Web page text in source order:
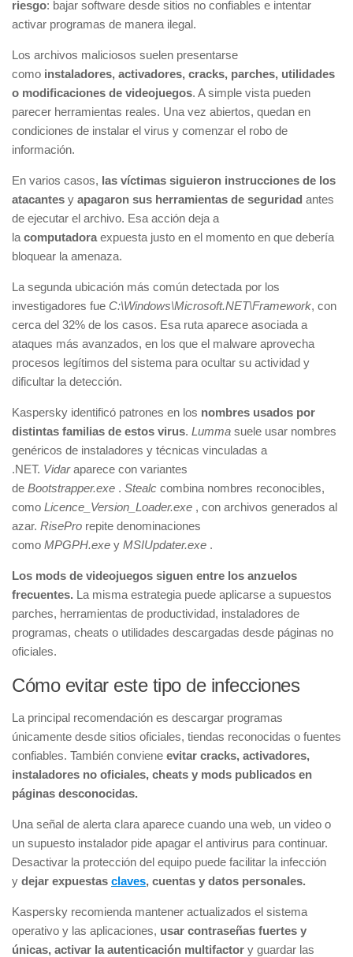
riesgo: bajar software desde sitios no confiables e intentar
activar programas de manera ilegal.
Los archivos maliciosos suelen presentarse
como instaladores, activadores, cracks, parches, utilidades
o modificaciones de videojuegos. A simple vista pueden
parecer herramientas reales. Una vez abiertos, quedan en
condiciones de instalar el virus y comenzar el robo de
información.
En varios casos, las víctimas siguieron instrucciones de los
atacantes y apagaron sus herramientas de seguridad antes
de ejecutar el archivo. Esa acción deja a
la computadora expuesta justo en el momento en que debería
bloquear la amenaza.
La segunda ubicación más común detectada por los
investigadores fue C:\Windows\Microsoft.NET\Framework, con
cerca del 32% de los casos. Esa ruta aparece asociada a
ataques más avanzados, en los que el malware aprovecha
procesos legítimos del sistema para ocultar su actividad y
dificultar la detección.
Kaspersky identificó patrones en los nombres usados por
distintas familias de estos virus. Lumma suele usar nombres
genéricos de instaladores y técnicas vinculadas a
.NET. Vidaraparece con variantes
de Bootstrapper.exe . Stealc combina nombres reconocibles,
como Licence_Version_Loader.exe , con archivos generados al
azar. RisePro repite denominaciones
como MPGPH.exe y MSIUpdater.exe .
Los mods de videojuegos siguen entre los anzuelos
frecuentes. La misma estrategia puede aplicarse a supuestos
parches, herramientas de productividad, instaladores de
programas, cheats o utilidades descargadas desde páginas no
oficiales.
Cómo evitar este tipo de infecciones
La principal recomendación es descargar programas
únicamente desde sitios oficiales, tiendas reconocidas o fuentes
confiables. También conviene evitar cracks, activadores,
instaladores no oficiales, cheats y mods publicados en
páginas desconocidas.
Una señal de alerta clara aparece cuando una web, un video o
un supuesto instalador pide apagar el antivirus para continuar.
Desactivar la protección del equipo puede facilitar la infección
y dejar expuestas claves, cuentas y datos personales.
Kaspersky recomienda mantener actualizados el sistema
operativo y las aplicaciones, usar contraseñas fuertes y
únicas, activar la autenticación multifactor y guardar las